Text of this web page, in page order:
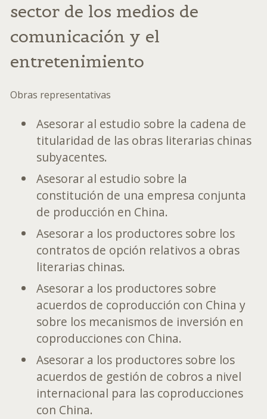
sector de los medios de
comunicación y el
entretenimiento
Obras representativas
Asesorar al estudio sobre la cadena de
titularidad de las obras literarias chinas
subyacentes.
Asesorar al estudio sobre la
constitución de una empresa conjunta
de producción en China.
Asesorar a los productores sobre los
contratos de opción relativos a obras
literarias chinas.
Asesorar a los productores sobre
acuerdos de coproducción con China y
sobre los mecanismos de inversión en
coproducciones con China.
Asesorar a los productores sobre los
acuerdos de gestión de cobros a nivel
internacional para las coproducciones
con China.